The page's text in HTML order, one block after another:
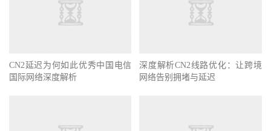
CN2延迟为何如此优秀中国电信
国际网络深度解析
深度解析CN2线路优化：让跨境
网络告别拥堵与延迟